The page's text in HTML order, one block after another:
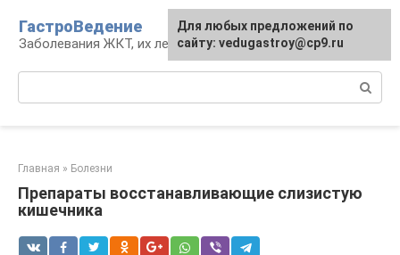
контенту
ГастроВедение
Заболевания ЖКТ, их лечение и профилактика
Главная » Болезни
Препараты восстанавливающие слизистую
кишечника
Для любых предложений по
сайту: vedugastroy@cp9.ru